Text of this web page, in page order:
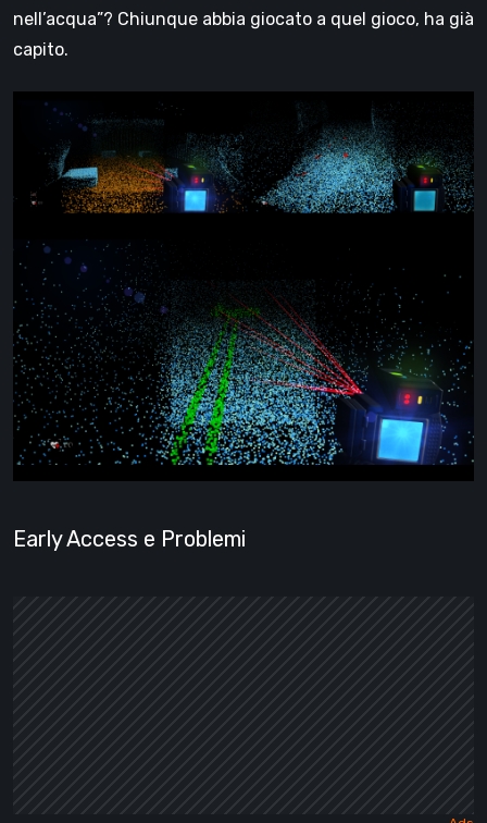
nell’acqua”? Chiunque abbia giocato a quel gioco, ha già
capito.
Early Access e Problemi